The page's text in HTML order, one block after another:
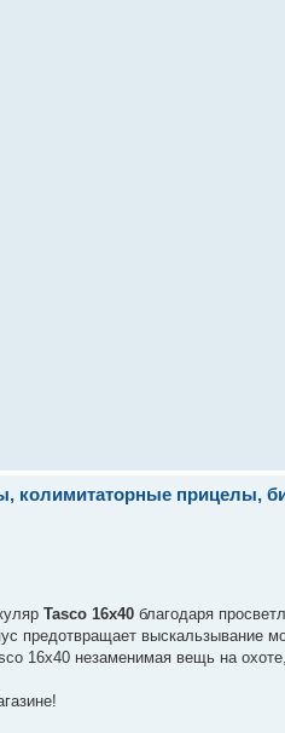
колимитаторные прицелы,
Tasco 16x40 благодаря
предотвращает выскальзывание
16x40 незаменимая вещь на